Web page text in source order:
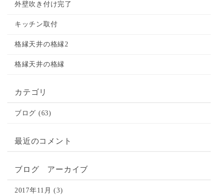
外壁吹き付け完了
キッチン取付
格縁天井の格縁2
格縁天井の格縁
カテゴリ
ブログ (63)
最近のコメント
ブログ アーカイブ
2017年11月 (3)